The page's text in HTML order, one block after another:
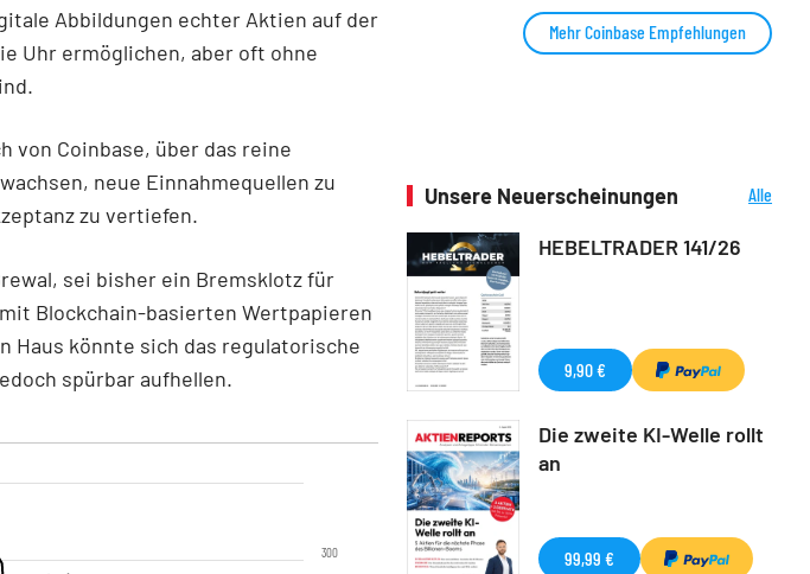
Abbildungen echter Aktien auf der
Uhr ermöglichen, aber oft ohne
von Coinbase, über das reine
neue Einnahmequellen zu
zu vertiefen.
sei bisher ein Bremsklotz für
Blockchain-basierten Wertpapieren
Haus könnte sich das regulatorische
spürbar aufhellen.
300
Mehr Coinbase Empfehlungen
Unsere Neuerscheinungen
Alle
HEBELTRADER 141/26
9,90 €
Die zweite KI-Welle rollt
an
99,99 €